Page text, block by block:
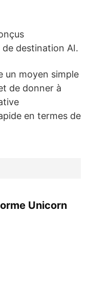
destination AI.
un moyen simple
de donner à
en termes de
Unicorn